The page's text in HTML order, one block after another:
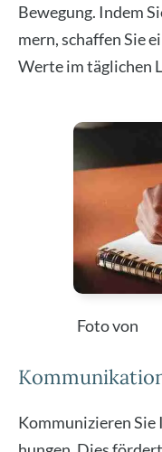
Bewe­gung. Indem
mern, schaf­fen Sie
Wer­te im täg­li­chen
Foto von
Kom­mu­ni­zie­ren